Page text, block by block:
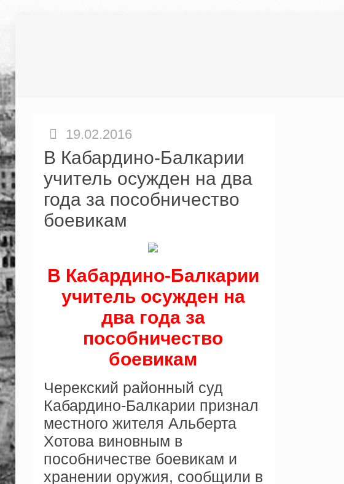
19.02.2016
В Кабардино-Балкарии
учитель осужден на два
года за пособничество
боевикам
В Кабардино-Балкарии
учитель осужден на
два года за
пособничество
боевикам
Черекский районный суд
Кабардино-Балкарии признал
местного жителя Альберта
Хотова виновным в
пособничестве боевикам и
хранении оружия, сообщили в